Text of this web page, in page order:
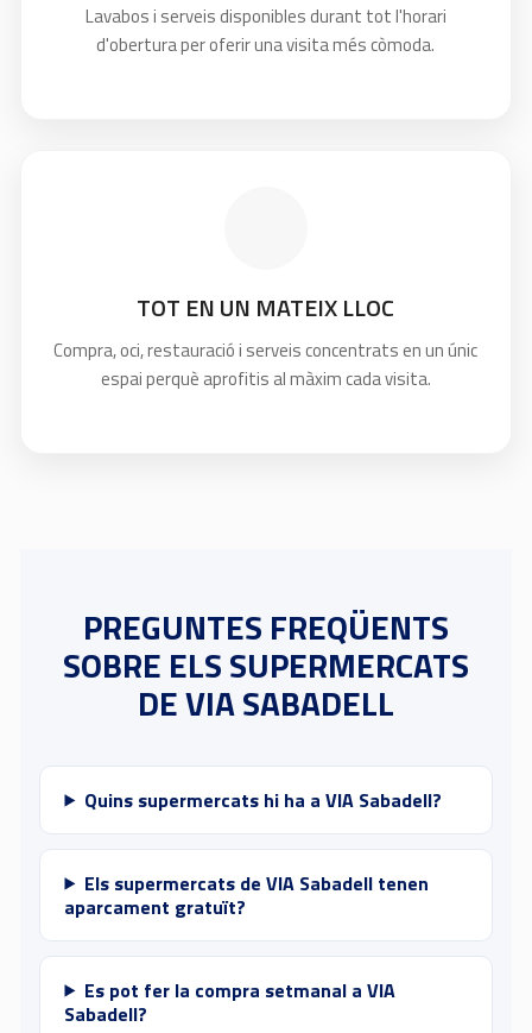
Lavabos i serveis disponibles durant tot l'horari
d'obertura per oferir una visita més còmoda.
TOT EN UN MATEIX LLOC
Compra, oci, restauració i serveis concentrats en un únic
espai perquè aprofitis al màxim cada visita.
PREGUNTES FREQÜENTS
SOBRE ELS SUPERMERCATS
DE VIA SABADELL
Quins supermercats hi ha a VIA Sabadell?
Els supermercats de VIA Sabadell tenen
aparcament gratuït?
Es pot fer la compra setmanal a VIA
Sabadell?